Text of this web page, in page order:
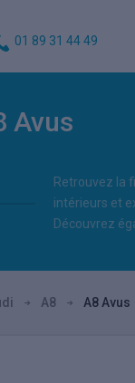
01 89 31 44 49
Avus
Retrouvez la
intérieurs et
Découvrez
A8 A8 Avus